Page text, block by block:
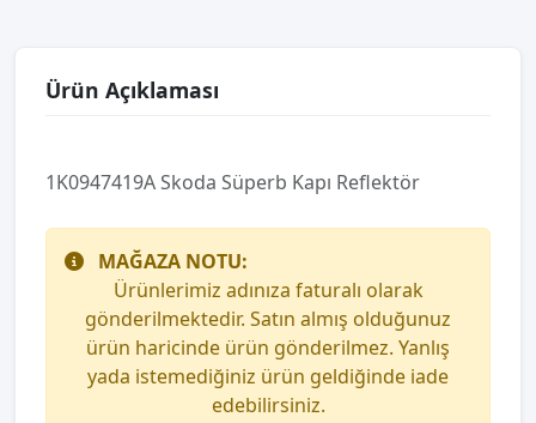
Ürün Açıklaması
1K0947419A Skoda Süperb Kapı Reflektör
MAĞAZA NOTU:
Ürünlerimiz adınıza faturalı olarak
gönderilmektedir. Satın almış olduğunuz
ürün haricinde ürün gönderilmez. Yanlış
yada istemediğiniz ürün geldiğinde iade
edebilirsiniz.